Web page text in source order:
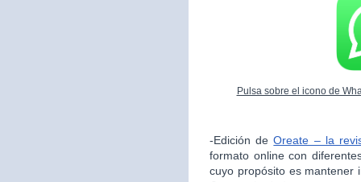
Pulsa sobre el icono de
-Edición deOreate – la
formato online con
cuyo propósito es mantener